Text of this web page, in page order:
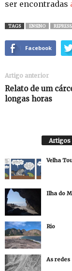
ser encontradas
TAGS ENSINO
Facebook
Artigo anterior
Relato de um
longas horas
Artigos
Velha
Ilha do
Rio
As redes